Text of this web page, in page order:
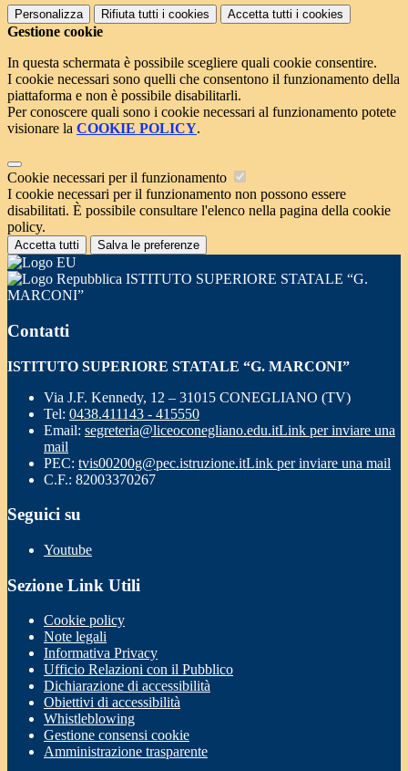
Personalizza Rifiuta tutti i cookies Accetta tutti i cookies
Gestione cookie
In questa schermata è possibile scegliere quali cookie consentire.
I cookie necessari sono quelli che consentono il funzionamento della
piattaforma e non è possibile disabilitarli.
Per conoscere quali sono i cookie necessari al funzionamento potete
visionare la COOKIE POLICY.
Cookie necessari per il funzionamento
I cookie necessari per il funzionamento non possono essere
disabilitati. È possibile consultare l'elenco nella pagina della cookie
policy.
Accetta tutti Salva le preferenze
ISTITUTO SUPERIORE STATALE “G.
MARCONI”
Contatti
ISTITUTO SUPERIORE STATALE “G. MARCONI”
Via J.F. Kennedy, 12 – 31015 CONEGLIANO (TV)
Tel: 0438.411143 - 415550
Email: segreteria@liceoconegliano.edu.itLink per inviare una
mail
PEC: tvis00200g@pec.istruzione.itLink per inviare una mail
C.F.: 82003370267
Seguici su
Youtube
Sezione Link Utili
Cookie policy
Note legali
Informativa Privacy
Ufficio Relazioni con il Pubblico
Dichiarazione di accessibilità
Obiettivi di accessibilità
Whistleblowing
Gestione consensi cookie
Amministrazione trasparente